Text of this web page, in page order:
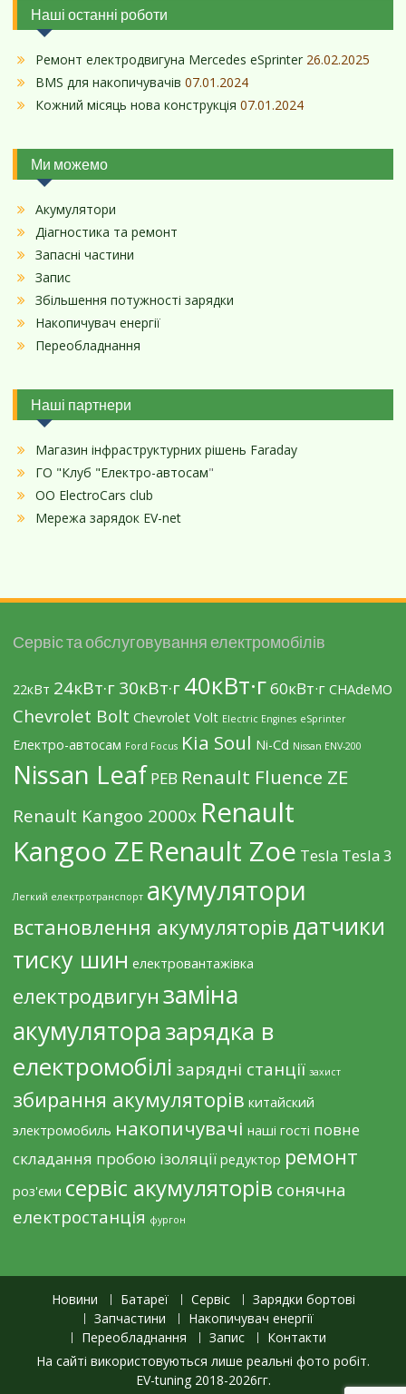
Наші останні роботи
Ремонт електродвигуна Mercedes eSprinter 26.02.2025
BMS для накопичувачів 07.01.2024
Кожний місяць нова конструкція 07.01.2024
Ми можемо
Акумулятори
Діагностика та ремонт
Запасні частини
Запис
Збільшення потужності зарядки
Накопичувач енергії
Переобладнання
Наші партнери
Магазин інфраструктурних рішень Faraday
ГО "Клуб "Електро-автосам"
ОО ElectroCars club
Мережа зарядок EV-net
Сервіс та обслуговування електромобілів
22кВт 24кВт·г30кВт·г40кВт·г60кВт·г CHAdeMO
Chevrolet Bolt Chevrolet Volt Electric Engines eSprinter
Eлектро-автосам Ford Focus Kia Soul Ni-Cd Nissan ENV-200
Nissan LeafPEB Renault Fluence ZE
Renault Kangoo 2000х Renault
Kangoo ZE Renault Zoe Tesla Tesla 3
Легкий електротранспорт акумулятори
встановлення акумуляторів датчики
тиску шин електровантажівка
електродвигун заміна
акумуляторазарядка в
електромобілі зарядні станції захист
збирання акумуляторів китайский
электромобиль накопичувачі наші гості повне
складання пробою ізоляції редуктор ремонт
роз'єми сервіс акумуляторів сонячна
електростанція фургон
Новини Батареї Сервіс
Зарядки бортові
Запчастини
Накопичувач енергії
Переобладнання
Запис
Контакти
На сайті використовуються лише реальні фото робіт.
EV-tuning 2018-2026гг.